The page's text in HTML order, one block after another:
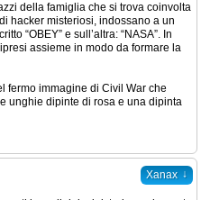
della famiglia che si trova coinvolta
hacker misteriosi, indossano a un
“OBEY” e sull’altra: “NASA”. In
assieme in modo da formare la
fermo immagine di Civil War che
unghie dipinte di rosa e una dipinta
Xanax ↓